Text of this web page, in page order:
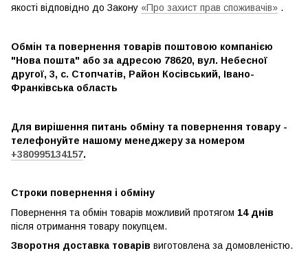
якості відповідно до Закону «Про захист прав споживачів» .
Обмін та повернення товарів поштовою компанією
"Нова пошта" або за адресою 78620, вул. Небесної
другої, 3, с. Стопчатів, Район Косівський, Івано-
Франківська область
Для вирішення питань обміну та повернення товару -
телефонуйте нашому менеджеру за номером
+380995134157.
Строки повернення і обміну
Повернення та обмін товарів можливий протягом 14 днів
після отримання товару покупцем.
Зворотня доставка товарів виготовлена ​​за домовленістю.